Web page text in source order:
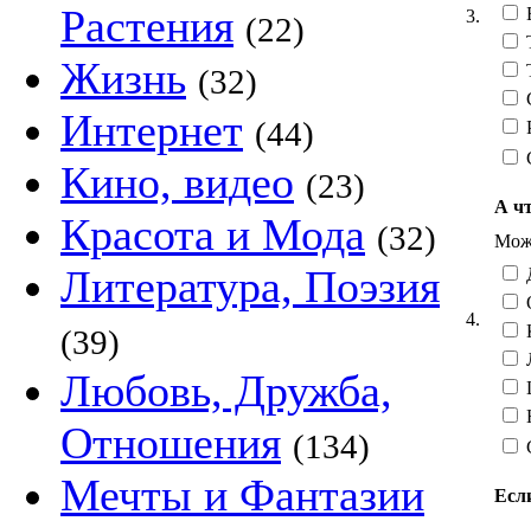
Растения (22)
Жизнь (32)
Интернет (44)
Кино, видео (23)
Красота и Мода (32)
Литература, Поэзия
(39)
Любовь, Дружба,
Отношения (134)
Мечты и Фантазии
3.
4.
А